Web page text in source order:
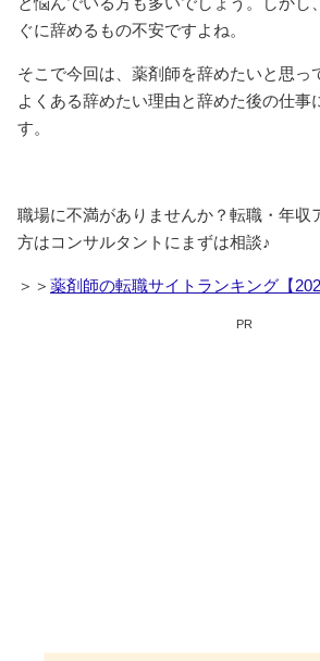
ぐに辞めるもの不安ですよね。
そこで今回は、薬剤師を辞めたいと思っ
よくある辞めたい理由と辞めた後の仕事
す。
職場に不満がありませんか？転職・年収
方はコンサルタントにまずは相談♪
＞＞ 薬剤師の転職サイトランキング【
PR